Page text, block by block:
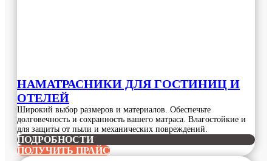
НАМАТРАСНИКИ ДЛЯ ГОСТИНИЦ И
ОТЕЛЕЙ
Широкий выбор размеров и материалов. Обеспечьте
долговечность и сохранность вашего матраса. Влагостойкие и
для защиты от пыли и механических повреждений.
ПОДРОБНОСТИ
ПОЛУЧИТЬ ПРАЙС